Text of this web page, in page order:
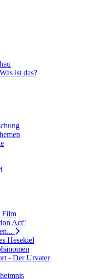
ist das?
Film
Act"
Hesekiel
- Der Urvater